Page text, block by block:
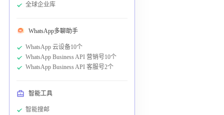
全球企业库
WhatsApp多聊助手
WhatsApp 云设备10个
WhatsApp Business API 营销号10个
WhatsApp Business API 客服号2个
智能工具
智能搜邮